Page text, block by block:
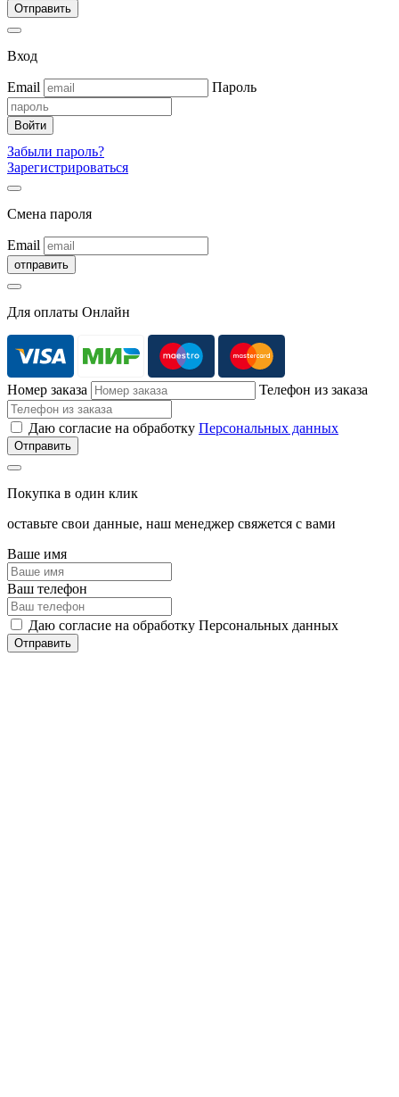
Вход
Email Пароль
Забыли пароль?
Зарегистрироваться
Смена пароля
Email
Для оплаты Онлайн
Номер заказа Телефон из заказа
Даю согласие на обработку Персональных данных
Покупка в один клик
оставьте свои данные, наш менеджер свяжется с вами
Ваше имя
Ваш телефон
Даю согласие на обработку Персональных данных